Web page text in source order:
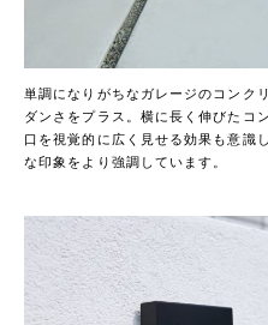
単調になりがちなガレージのコンク
ダンさをプラス。横に長く伸びたコ
口を視覚的に広く見せる効果も意識
な印象をより強調しています。